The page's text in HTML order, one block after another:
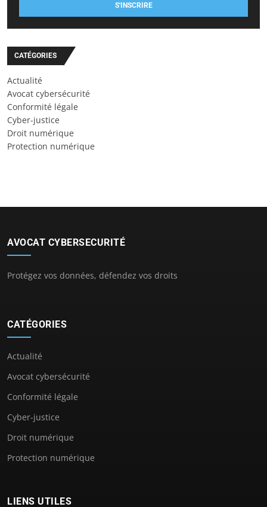
S'INSCRIRE
CATÉGORIES
Actualité
Avocat cybersécurité
Conformité légale
Cyber-justice
Droit numérique
Protection numérique
AVOCAT CYBERSECURITÉ
Protégez vos données, défendez vos droits
CATÉGORIES
Actualité
Avocat cybersécurité
Conformité légale
Cyber-justice
Droit numérique
Protection numérique
LIENS UTILES